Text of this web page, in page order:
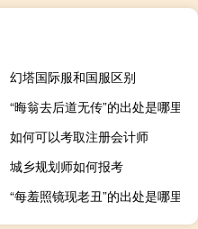
幻塔国际服和国服区别
“晦翁去后道无传”的出处是哪里
如何可以考取注册会计师
城乡规划师如何报考
“每羞照镜现老丑”的出处是哪里